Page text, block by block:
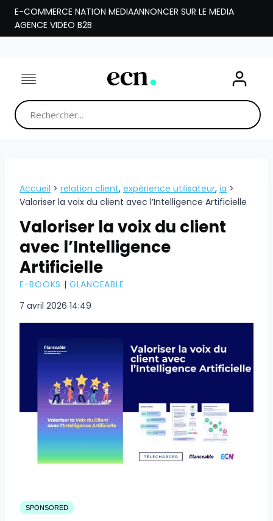
Aller
contenu
E-COMMERCE NATION MEDIAANNONCER SUR LE MEDIA
AGENCE VIDEO B2B
Accueil > relation client, expérience utilisateur, ia >
Valoriser la voix du client avec l’Intelligence Artificielle
Valoriser la voix du client
avec l’Intelligence
Artificielle
E-BOOKS |GLANCEABLE
7 avril 2026 14:49
SPONSORED